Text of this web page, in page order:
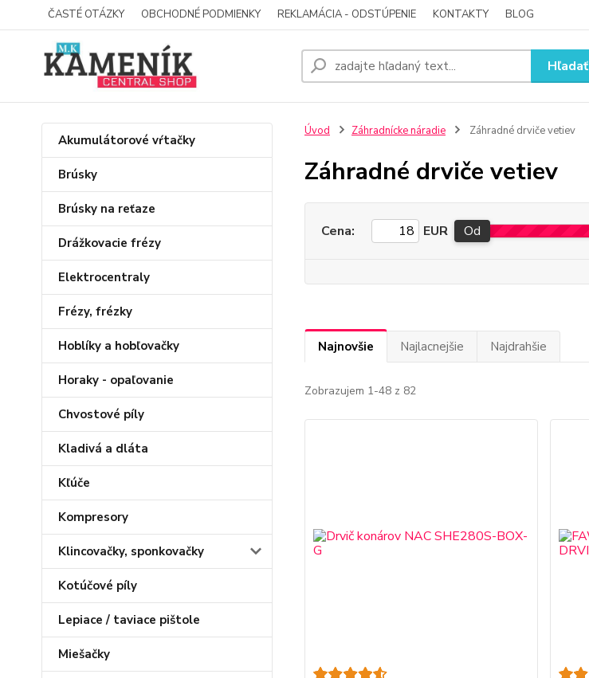
ČASTÉ OTÁZKY OBCHODNÉ PODMIENKY REKLAMÁCIA - ODSTÚPENIE KONTAKTY BLOG
Hľadať
Akumulátorové vŕtačky
Brúsky
Brúsky na reťaze
Drážkovacie frézy
Elektrocentraly
Frézy, frézky
Hoblíky a hobľovačky
Horaky - opaľovanie
Chvostové píly
Kladivá a dláta
Kľúče
Kompresory
Klincovačky, sponkovačky
Kotúčové píly
Lepiace / taviace pištole
Miešačky
Úvod Záhradnícke náradie Záhradné drviče vetiev
Záhradné drviče vetiev
Cena: EUR Od
Najnovšie Najlacnejšie Najdrahšie
Zobrazujem 1-48 z 82